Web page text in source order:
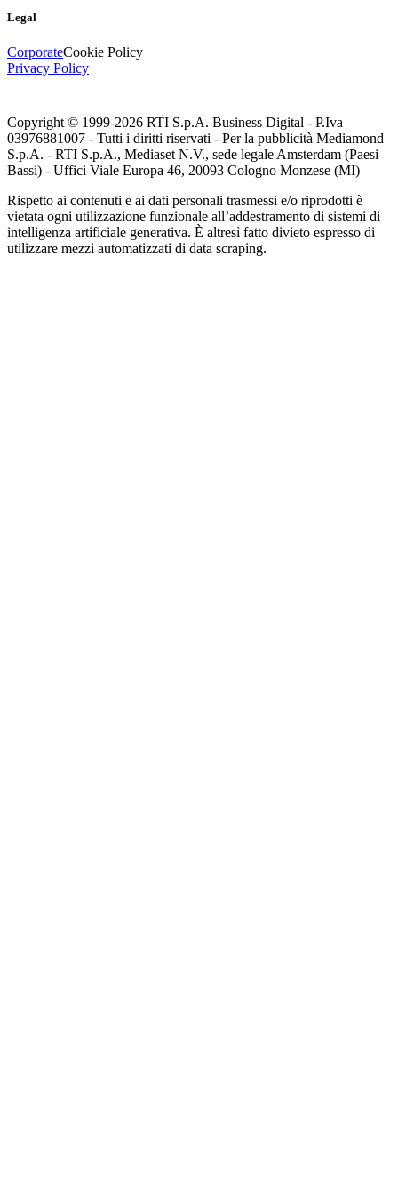
Legal
CorporateCookie Policy
Privacy Policy
Copyright © 1999-2026 RTI S.p.A. Business Digital - P.Iva
03976881007 - Tutti i diritti riservati - Per la pubblicità Mediamond
S.p.A. - RTI S.p.A., Mediaset N.V., sede legale Amsterdam (Paesi
Bassi) - Uffici Viale Europa 46, 20093 Cologno Monzese (MI)
Rispetto ai contenuti e ai dati personali trasmessi e/o riprodotti è
vietata ogni utilizzazione funzionale all’addestramento di sistemi di
intelligenza artificiale generativa. È altresì fatto divieto espresso di
utilizzare mezzi automatizzati di data scraping.